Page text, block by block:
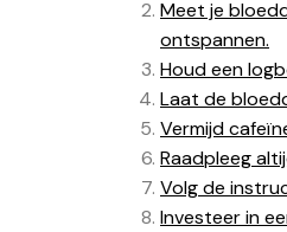
Meet je
ontspannen.
Houd een
Laat de
Vermijd
Raadpleeg
Volg de
Investeer in